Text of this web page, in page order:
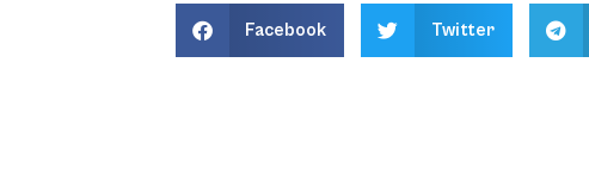
Facebook Twitter